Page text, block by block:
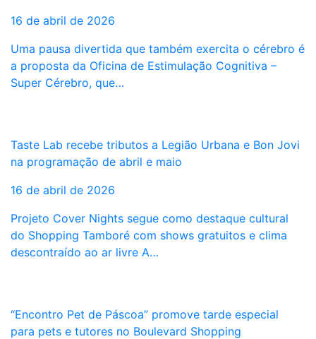
16 de abril de 2026
Uma pausa divertida que também exercita o cérebro é
a proposta da Oficina de Estimulação Cognitiva –
Super Cérebro, que…
Taste Lab recebe tributos a Legião Urbana e Bon Jovi
na programação de abril e maio
16 de abril de 2026
Projeto Cover Nights segue como destaque cultural
do Shopping Tamboré com shows gratuitos e clima
descontraído ao ar livre A…
“Encontro Pet de Páscoa” promove tarde especial
para pets e tutores no Boulevard Shopping